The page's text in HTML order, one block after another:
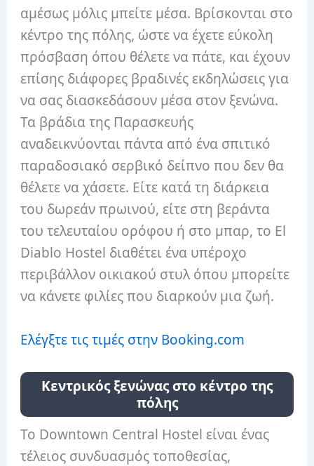
αμέσως μόλις μπείτε μέσα. Βρίσκονται στο
κέντρο της πόλης, ώστε να έχετε εύκολη
πρόσβαση όπου θέλετε να πάτε, και έχουν
επίσης διάφορες βραδινές εκδηλώσεις για
να σας διασκεδάσουν μέσα στον ξενώνα.
Τα βράδια της Παρασκευής
αναδεικνύονται πάντα από ένα σπιτικό
παραδοσιακό σερβικό δείπνο που δεν θα
θέλετε να χάσετε. Είτε κατά τη διάρκεια
του δωρεάν πρωινού, είτε στη βεράντα
του τελευταίου ορόφου ή στο μπαρ, το El
Diablo Hostel διαθέτει ένα υπέροχο
περιβάλλον οικιακού στυλ όπου μπορείτε
να κάνετε φιλίες που διαρκούν μια ζωή.
Ελέγξτε τις τιμές στην Booking.com
Κεντρικός ξενώνας στο κέντρο της
πόλης
Το Downtown Central Hostel είναι ένας
τέλειος συνδυασμός τοποθεσίας,